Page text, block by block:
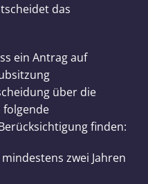
das
ein Antrag auf
über die
folgende
finden:
zwei Jahren